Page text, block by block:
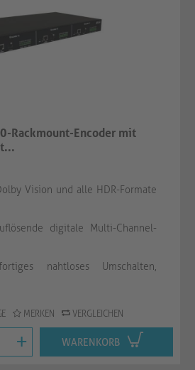
Rackmount-Encoder mit
Vision und alle HDR-Formate
digitale Multi-Channel-
nahtloses Umschalten,
MERKEN VERGLEICHEN
+ WARENKORB